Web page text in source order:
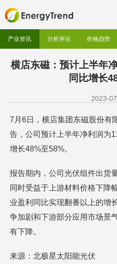
产业资讯 分析评论 价格趋势
横店东磁：预计上半年
同比增长
2023-
7月6日，横店集团东磁股份有
告，公司预计上半年净利润为
增长48%至58%。
报告期内，公司光伏组件出货
同时受益于上游材料价格下降
业盈利同比实现翻番以上的增
争加剧和下游部分应用市场景
有下降。
来源：北极星太阳能光伏